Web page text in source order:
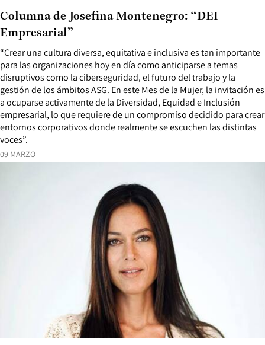
09 MARZO
“Crear una cultura diversa, equitativa e inclusiva es tan importante
para las organizaciones hoy en día como anticiparse a temas
disruptivos como la ciberseguridad, el futuro del trabajo y la
gestión de los ámbitos ASG. En este Mes de la Mujer, la invitación es
a ocuparse activamente de la Diversidad, Equidad e Inclusión
empresarial, lo que requiere de un compromiso decidido para crear
entornos corporativos donde realmente se escuchen las distintas
voces”.
Columna de Josefina Montenegro: “DEI
Empresarial”